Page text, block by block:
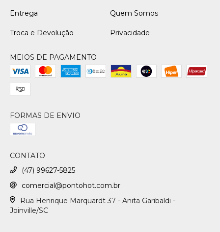
Entrega Quem Somos
Troca e Devolução Privacidade
MEIOS DE PAGAMENTO
FORMAS DE ENVIO
CONTATO
(47) 99627-5825
comercial@pontohot.com.br
Rua Henrique Marquardt 37 - Anita Garibaldi -
Joinville/SC